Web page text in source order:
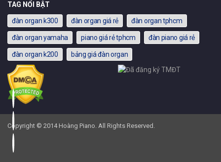
TAG NỔI BẬT
đàn organ k300 đàn organ giá rẻ đàn organ tphcm
đàn organ yamaha piano giá rẻ tphcm đàn piano giá rẻ
đàn organ k200 bảng giá đàn organ
Copyright © 2014 Hoàng Piano. All Rights Reserved.